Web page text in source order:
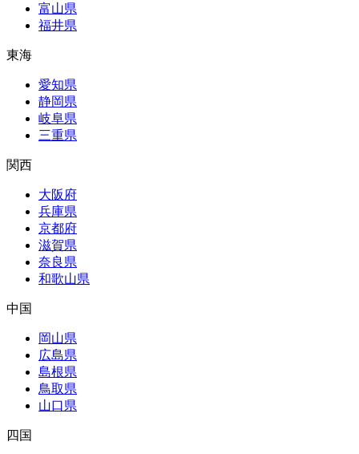
富山県
福井県
東海
愛知県
静岡県
岐阜県
三重県
関西
大阪府
兵庫県
京都府
滋賀県
奈良県
和歌山県
中国
岡山県
広島県
島根県
鳥取県
山口県
四国